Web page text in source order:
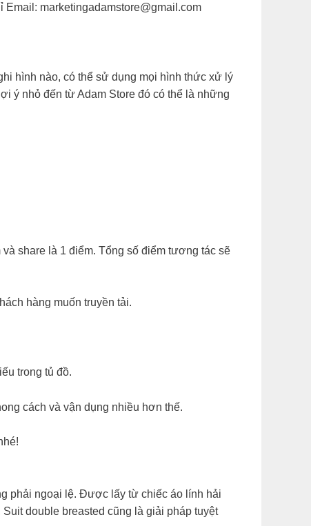
Email: marketingadamstore@gmail.com
hình nào, có thể sử dụng mọi hình thức xử lý
ý nhỏ đến từ Adam Store đó có thể là những
share là 1 điểm. Tổng số điểm tương tác sẽ
hàng muốn truyền tải.
trong tủ đồ.
cách và vận dụng nhiều hơn thế.
phải ngoại lệ. Được lấy từ chiếc áo lính hải
double breasted cũng là giải pháp tuyệt